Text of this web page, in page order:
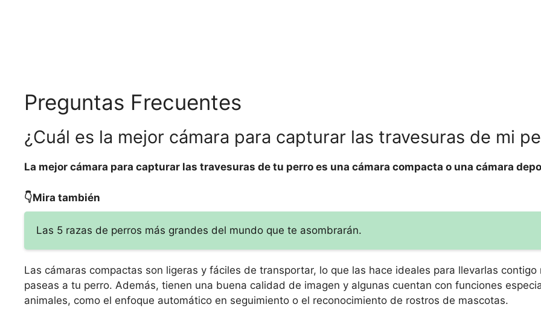
Preguntas Frecuentes
¿Cuál es la mejor cámara para capturar las travesuras de mi
La mejor cámara para capturar las travesuras de tu perro es una cámara compacta o una cámara
👇Mira también
Las 5 razas de perros más grandes del mundo que te asombrarán.
Las cámaras compactas son ligeras y fáciles de transportar, lo que las hace ideales para llevarlas contigo
paseas a tu perro. Además, tienen una buena calidad de imagen y algunas cuentan con funciones
animales, como el enfoque automático en seguimiento o el reconocimiento de rostros de mascotas.